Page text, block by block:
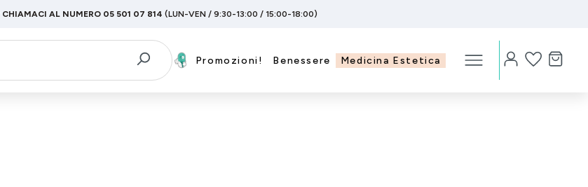
CHIAMACI AL NUMERO 05 501 07 814 (LUN-VEN / 9:30-13:00 / 15:00-18:00)
Promozioni! Benessere Medicina Estetica